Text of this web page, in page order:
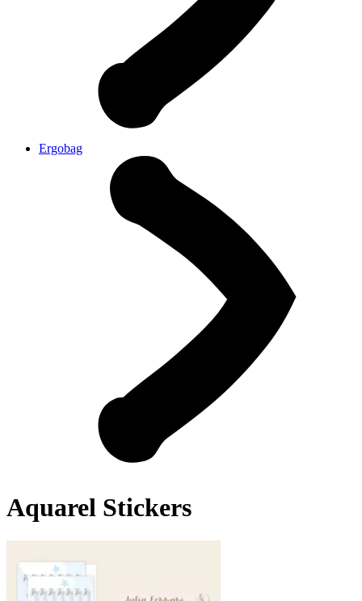
Ergobag
Aquarel Stickers